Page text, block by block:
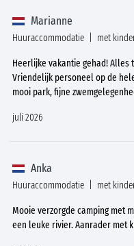
Marianne
Huuraccommodatie met
Heerlijke vakantie gehad!
Vriendelijk personeel op de
mooi park, fijne
juli 2026
Anka
Huuraccommodatie met
Mooie verzorgde camping met
een leuke rivier. Aanrader met